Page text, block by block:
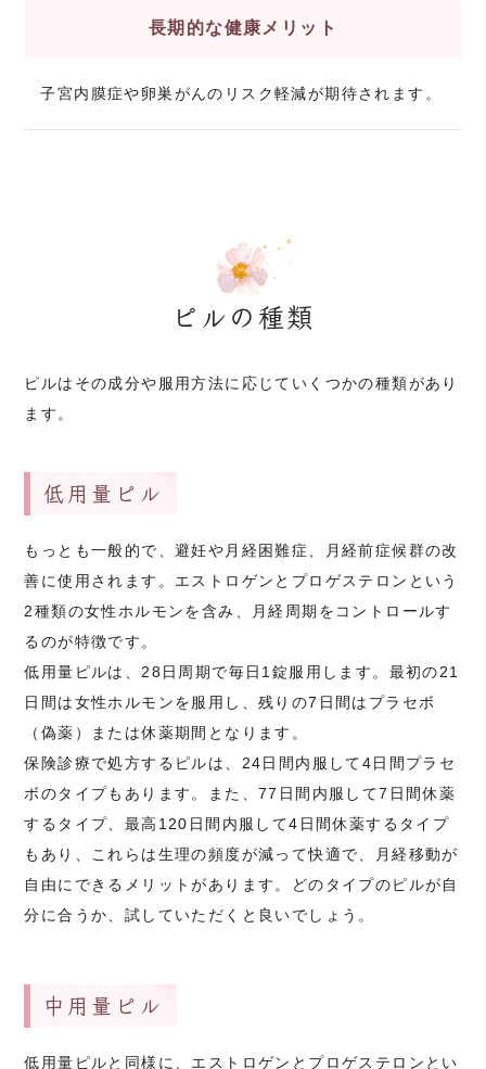
長期的な健康メリット
子宮内膜症や卵巣がんのリスク軽減が期待されます。
ピルの種類
ピルはその成分や服用方法に応じていくつかの種類があり
ます。
低用量ピル
もっとも一般的で、避妊や月経困難症、月経前症候群の改
善に使用されます。エストロゲンとプロゲステロンという
2種類の女性ホルモンを含み、月経周期をコントロールす
るのが特徴です。
低用量ピルは、28日周期で毎日1錠服用します。最初の21
日間は女性ホルモンを服用し、残りの7日間はプラセボ
（偽薬）または休薬期間となります。
保険診療で処方するピルは、24日間内服して4日間プラセ
ボのタイプもあります。また、77日間内服して7日間休薬
するタイプ、最高120日間内服して4日間休薬するタイプ
もあり、これらは生理の頻度が減って快適で、月経移動が
自由にできるメリットがあります。どのタイプのピルが自
分に合うか、試していただくと良いでしょう。
中用量ピル
低用量ピルと同様に、エストロゲンとプロゲステロンとい